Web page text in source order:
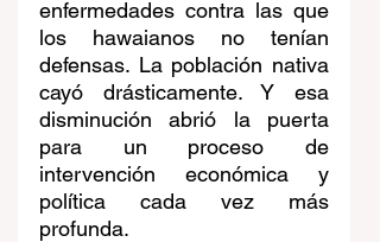
enfermedades contra las que
los hawaianos no tenían
defensas. La población nativa
cayó drásticamente. Y esa
disminución abrió la puerta
para un proceso de
intervención económica y
política cada vez más
profunda.